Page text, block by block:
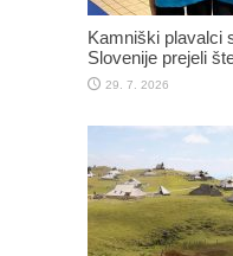
Kamniški plavalci
Slovenije prejeli
29. 7. 2026